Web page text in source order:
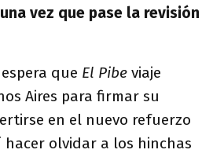
vez que pase la revisión
que El Pibe viaje
Aires para firmar su
en el nuevo refuerzo
hacer olvidar a los hinchas